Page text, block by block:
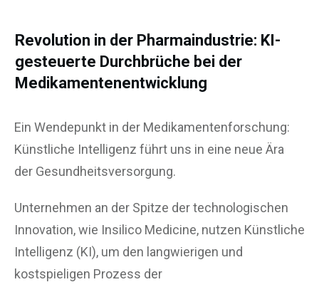
Revolution in der Pharmaindustrie: KI-
gesteuerte Durchbrüche bei der
Medikamentenentwicklung
Ein Wendepunkt in der Medikamentenforschung:
Künstliche Intelligenz führt uns in eine neue Ära
der Gesundheitsversorgung.
Unternehmen an der Spitze der technologischen
Innovation, wie Insilico Medicine, nutzen Künstliche
Intelligenz (KI), um den langwierigen und
kostspieligen Prozess der